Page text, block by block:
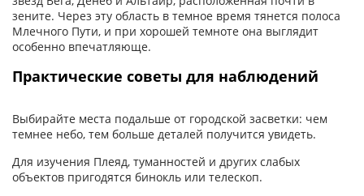
зените. Через эту область в темное время тянется полоса
Млечного Пути, и при хорошей темноте она выглядит
особенно впечатляюще.
Практические советы для наблюдений
Выбирайте места подальше от городской засветки: чем
темнее небо, тем больше деталей получится увидеть.
Для изучения Плеяд, туманностей и других слабых
объектов пригодятся бинокль или телескоп.